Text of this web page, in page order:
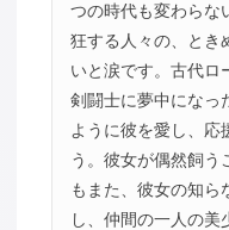
つの時代も変わらな
狂する人々の、とき
いと涙です。古代ロ
剣闘士に夢中になっ
ように彼を愛し、応
う。彼女が偶然飼う
もまた、彼女の知ら
し、仲間の一人の美